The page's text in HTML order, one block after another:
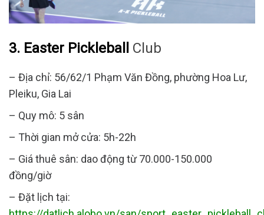
3. Easter Pickleball Club
– Địa chỉ: 56/62/1 Phạm Văn Đồng, phường Hoa Lư,
Pleiku, Gia Lai
– Quy mô: 5 sân
– Thời gian mở cửa: 5h-22h
– Giá thuê sân: dao động từ 70.000-150.000
đồng/giờ
– Đặt lịch tại: